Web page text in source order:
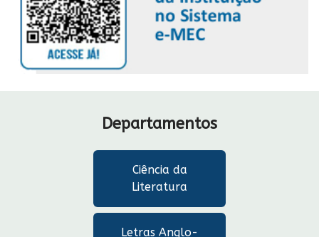
Departamentos
Ciência da
Literatura
Letras Anglo-